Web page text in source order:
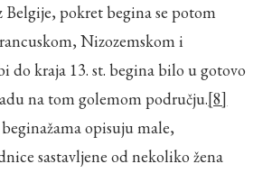
Belgije, pokret begina se potom
Nizozemskom i
do kraja 13. st. begina bilo u gotovo
na tom golemom području.[8]
opisuju male,
sastavljene od nekoliko žena